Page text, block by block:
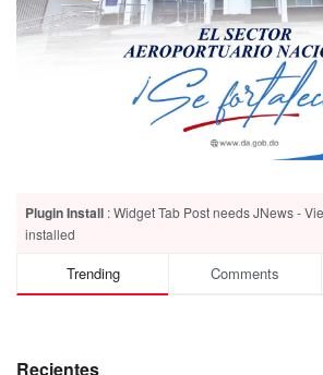
Plugin Install : Widget Tab Post needs JNews -
installed
Trending Comments
Recientes